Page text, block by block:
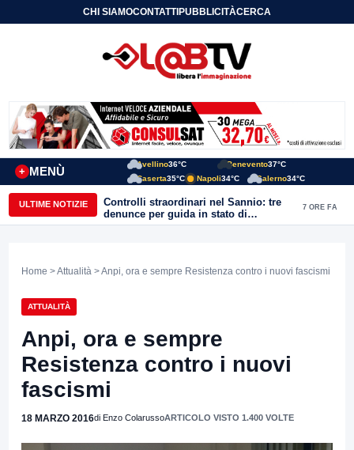
CHI SIAMOCONTATTIPUBBLICITÀCERCA
MENÙ
+
Avellino36°C Benevento37°C
Caserta35°C Napoli34°C Salerno34°C
ULTIME NOTIZIE
Controlli straordinari nel Sannio: tre
denunce per guida in stato di
ebbrezza, un arresto e 1.500 kg di
7 ORE FA
Home >Attualità > Anpi, ora e sempre Resistenza contro i nuovi fascismi
ATTUALITÀ
Anpi, ora e sempre
Resistenza contro i nuovi
fascismi
18 MARZO 2016di Enzo ColarussoARTICOLO VISTO 1.400 VOLTE